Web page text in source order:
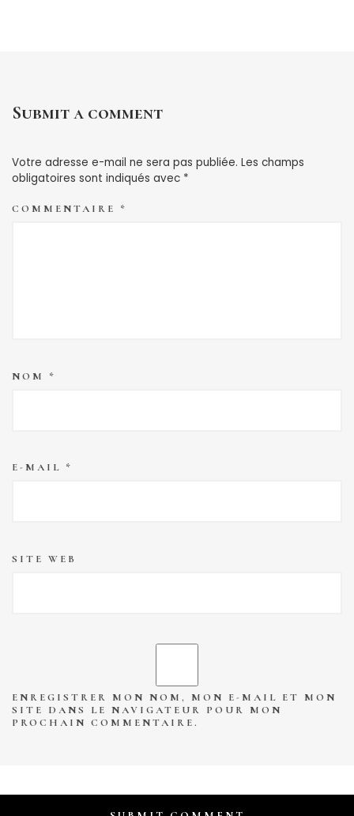
Submit a comment
Votre adresse e-mail ne sera pas publiée. Les champs
obligatoires sont indiqués avec *
COMMENTAIRE *
NOM *
E-MAIL *
SITE WEB
ENREGISTRER MON NOM, MON E-MAIL ET MON
SITE DANS LE NAVIGATEUR POUR MON
PROCHAIN COMMENTAIRE.